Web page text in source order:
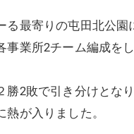
る最寄りの屯田北公
事業所2チーム編成を
勝2敗で引き分けとな
熱が入りました。